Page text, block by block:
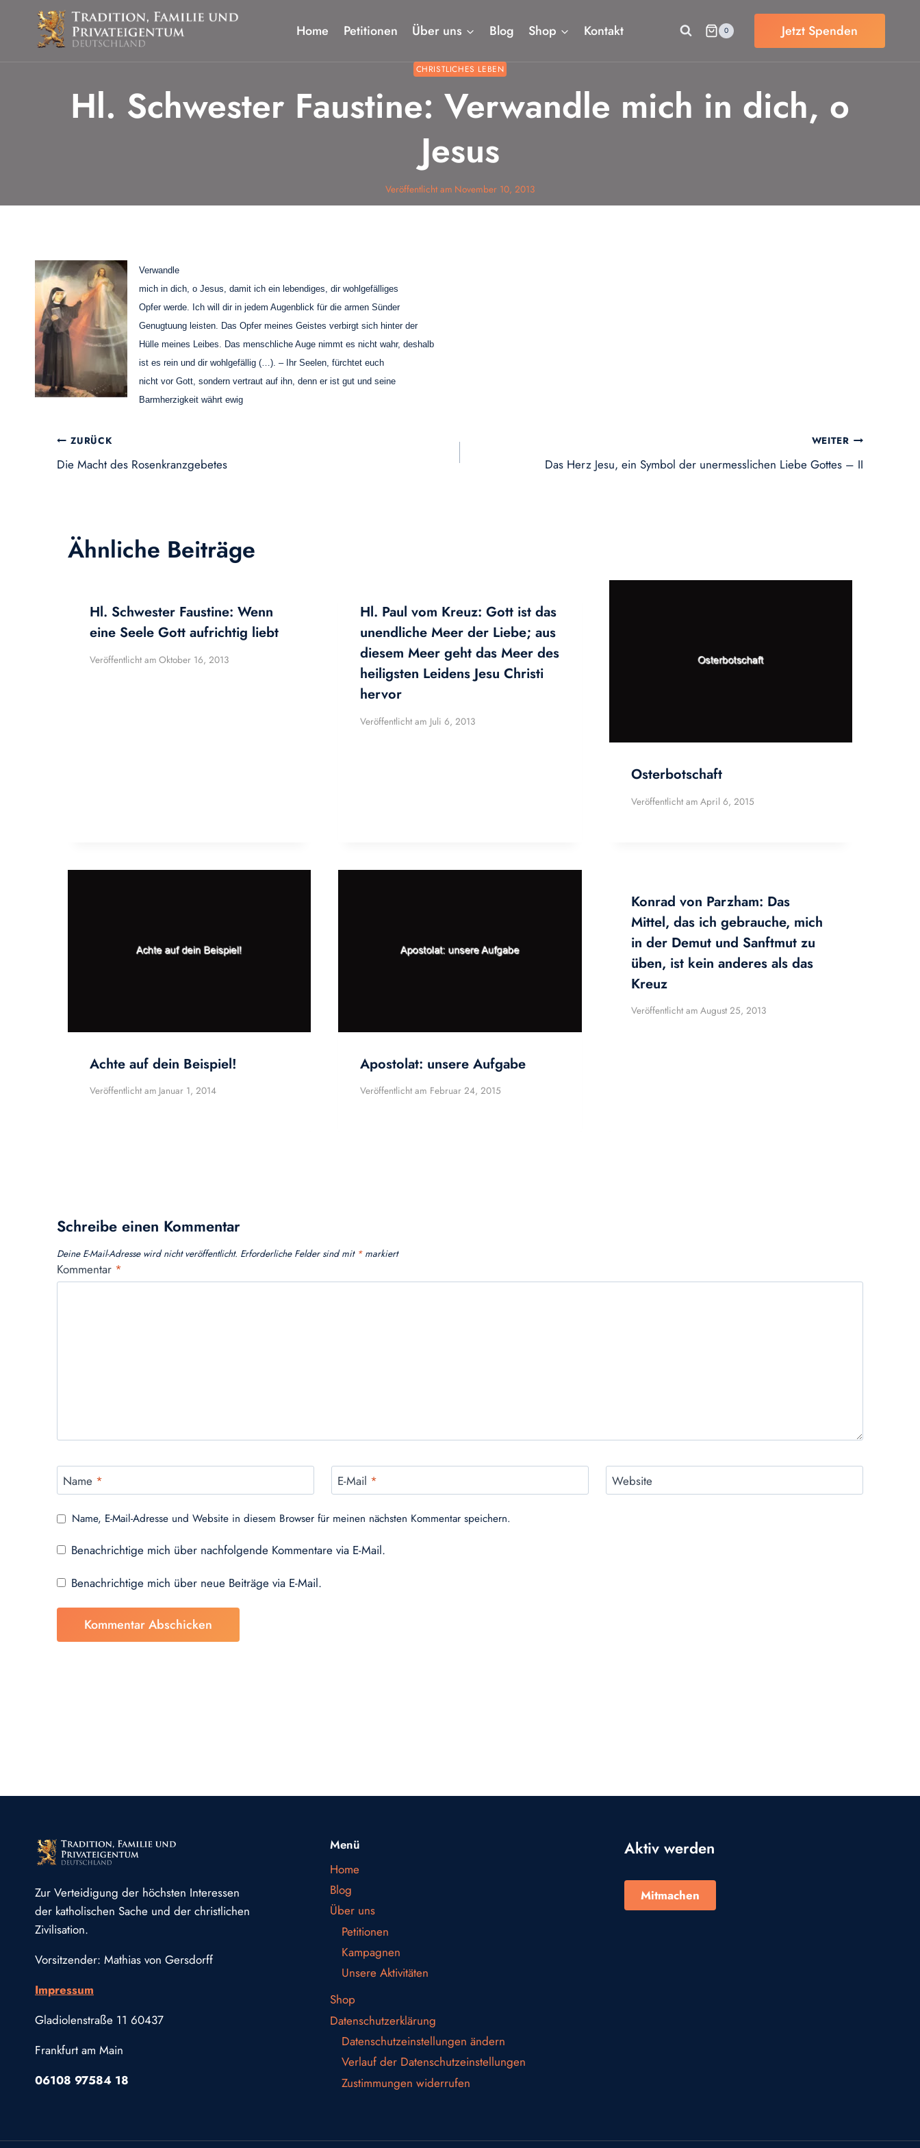
springen
Home Petitionen Über uns Blog Shop Kontakt 0 Jetzt Spenden
CHRISTLICHES LEBEN
Hl. Schwester Faustine: Verwandle mich in dich, o
Jesus
Veröffentlicht am November 10, 2013
Verwandle
mich in dich, o Jesus, damit ich ein lebendiges, dir wohlgefälliges
Opfer werde. Ich will dir in jedem Augenblick für die armen Sünder
Genugtuung leisten. Das Opfer meines Geistes verbirgt sich hinter der
Hülle meines Leibes. Das menschliche Auge nimmt es nicht wahr, deshalb
ist es rein und dir wohlgefällig (…). – Ihr Seelen, fürchtet euch
nicht vor Gott, sondern vertraut auf ihn, denn er ist gut und seine
Barmherzigkeit währt ewig
Beitragsnavigation
ZURÜCK
Die Macht des Rosenkranzgebetes
WEITER
Das Herz Jesu, ein Symbol der unermesslichen Liebe Gottes – II
Ähnliche Beiträge
Hl. Schwester Faustine: Wenn
eine Seele Gott aufrichtig liebt
Veröffentlicht am Oktober 16, 2013
Hl. Paul vom Kreuz: Gott ist das
unendliche Meer der Liebe; aus
diesem Meer geht das Meer des
heiligsten Leidens Jesu Christi
hervor
Veröffentlicht am Juli 6, 2013
Osterbotschaft
Veröffentlicht am April 6, 2015
Achte auf dein Beispiel!
Veröffentlicht am Januar 1, 2014
Apostolat: unsere Aufgabe
Veröffentlicht am Februar 24, 2015
Konrad von Parzham: Das
Mittel, das ich gebrauche, mich
in der Demut und Sanftmut zu
üben, ist kein anderes als das
Kreuz
Veröffentlicht am August 25, 2013
Schreibe einen Kommentar
Deine E-Mail-Adresse wird nicht veröffentlicht. Erforderliche Felder sind mit *markiert
Kommentar *
Name * E-Mail * Website
Name, E-Mail-Adresse und Website in diesem Browser für meinen nächsten Kommentar speichern.
Benachrichtige mich über nachfolgende Kommentare via E-Mail.
Benachrichtige mich über neue Beiträge via E-Mail.
Zur Verteidigung der höchsten Interessen
der katholischen Sache und der christlichen
Zivilisation.
Vorsitzender: Mathias von Gersdorff
Impressum
Gladiolenstraße 11 60437
Frankfurt am Main
06108 97584 18
Menü
Home
Blog
Über uns
Petitionen
Kampagnen
Unsere Aktivitäten
Shop
Datenschutzerklärung
Datenschutzeinstellungen ändern
Verlauf der Datenschutzeinstellungen
Zustimmungen widerrufen
Aktiv werden
Mitmachen